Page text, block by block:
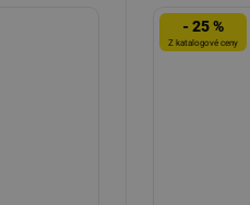
- 25 %
Z katalogové ceny